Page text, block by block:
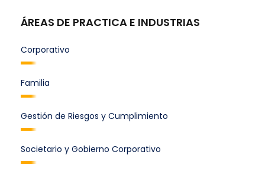
ÁREAS DE PRACTICA E INDUSTRIAS
Corporativo
Familia
Gestión de Riesgos y Cumplimiento
Societario y Gobierno Corporativo